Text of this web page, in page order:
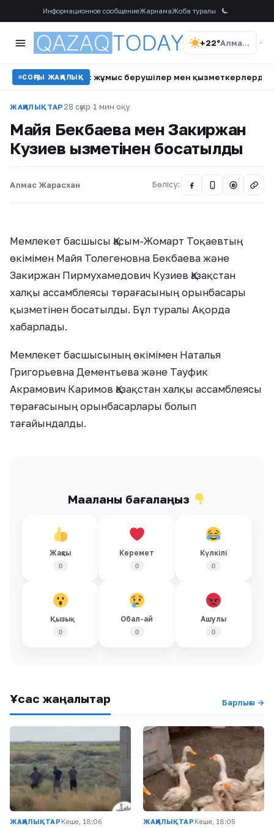
Информационное сообщениеЖарнамаЖоба туралы
+22° Алматы
СОҢҒЫ ЖАҢАЛЫҚжұмыс берушілер мен қызметкерлердің
ЖАҢАЛЫҚТАР 28 сәуір·1 мин оқу
Майя Бекбаева мен Закиржан
Кузиев қызметінен босатылды
Алмас Жарасхан Бөлісу: @
Мемлекет басшысы Қасым-Жомарт Тоқаевтың
өкімімен Майя Толегеновна Бекбаева және
Закиржан Пирмухамедович Кузиев Қазақстан
халқы ассамблеясы төрағасының орынбасары
қызметінен босатылды. Бұл туралы Ақорда
хабарлады.
Мемлекет басшысының өкімімен Наталья
Григорьевна Дементьева және Тауфик
Акрамович Каримов Қазақстан халқы ассамблеясы
төрағасының орынбасарлары болып
тағайындалды.
Мақаланы бағалаңыз
Жақсы
0
Керемет
0
Күлкілі
0
Қызық
0
Обал-ай
0
Ашулы
0
Ұқсас жаңалықтар Барлығы →
ЖАҢАЛЫҚТАР Кеше, 18:06 ЖАҢАЛЫҚТАР Кеше, 18:05